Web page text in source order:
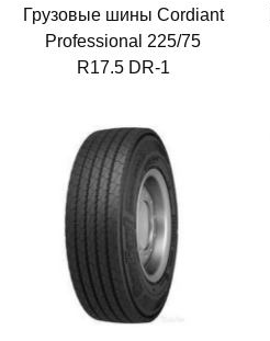
Грузовые шины Cordiant
Professional 225/75
R17.5 DR-1